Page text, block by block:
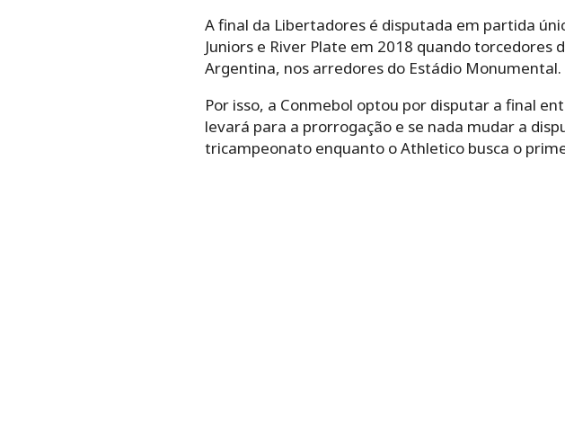
A final da Libertadores é disputada em partida
Juniors e River Plate em 2018 quando torcedores
Argentina, nos arredores do Estádio Monumental.
Por isso, a Conmebol optou por disputar a final
levará para a prorrogação e se nada mudar a
tricampeonato enquanto o Athletico busca o